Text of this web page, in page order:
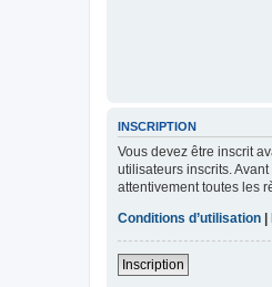
INSCRIPTION
Vous devez être inscrit
utilisateurs inscrits.
attentivement toutes les
Conditions d’utilisation
Inscription